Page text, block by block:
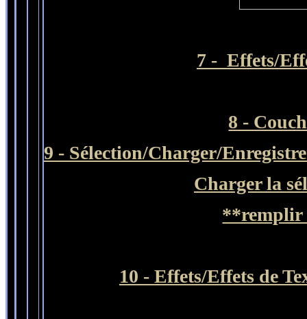
7 - Effets/
8 -
9 - Sélection/Charger/
Charger la
**remplir
10 - Effets/Effets de